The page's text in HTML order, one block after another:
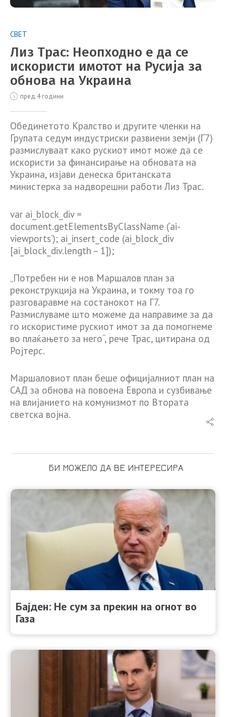
СВЕТ
Лиз Трас: Неопходно е да се
искористи имотот на Русија за
обнова на Украина
пред 4 години
Обединетото Кралство и другите членки на
Групата седум индустриски развиени земји (Г7)
размислуваат како рускиот имот може да се
искористи за финансирање на обновата на
Украина, изјави денеска британската
министерка за надворешни работи Лиз Трас.
var ai_block_div =
document.getElementsByClassName (‘ai-
viewports’); ai_insert_code (ai_block_div
[ai_block_div.length – 1]);
„Потребен ни е нов Маршалов план за
реконструкција на Украина, и токму тоа го
разговаравме на состанокот на Г7.
Размислуваме што можеме да направиме за да
го искористиме рускиот имот за да помогнеме
во плаќањето за него“, рече Трас, цитирана од
Ројтерс.
Маршаловиот план беше официјалниот план на
САД за обнова на повоена Европа и сузбивање
на влијанието на комунизмот по Втората
светска војна.
БИ МОЖЕЛО ДА ВЕ ИНТЕРЕСИРА
Бајден: Не сум за прекин на огнот во
Газа